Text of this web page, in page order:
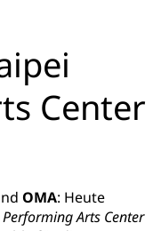
Center
OMA: Heute
Performing Arts Center